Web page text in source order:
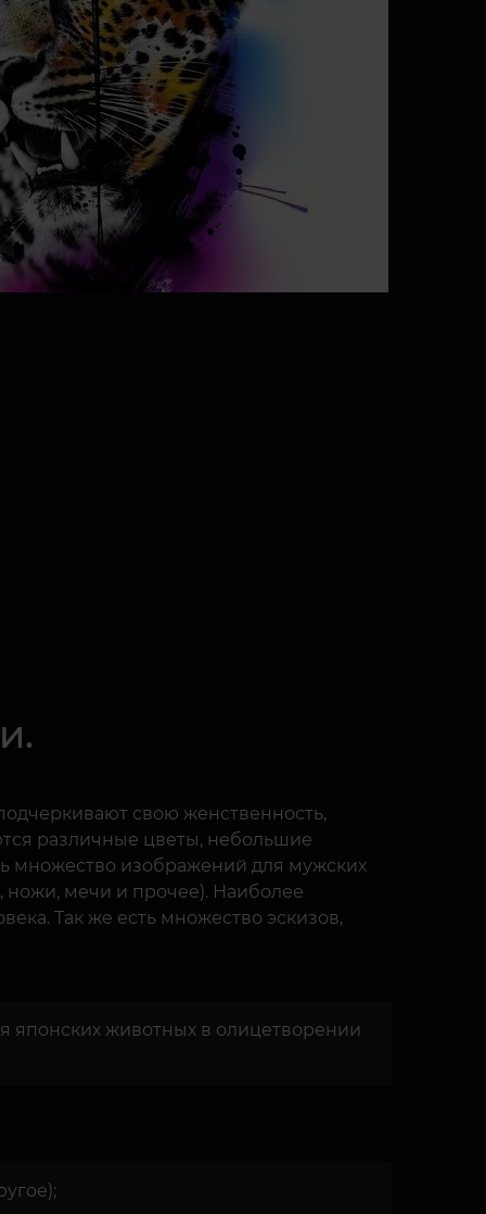
свою женственность,
различные цветы, небольшие
множество изображений для мужских
ножи, мечи и прочее). Наиболее
Так же есть множество эскизов,
японских животных в олицетворении